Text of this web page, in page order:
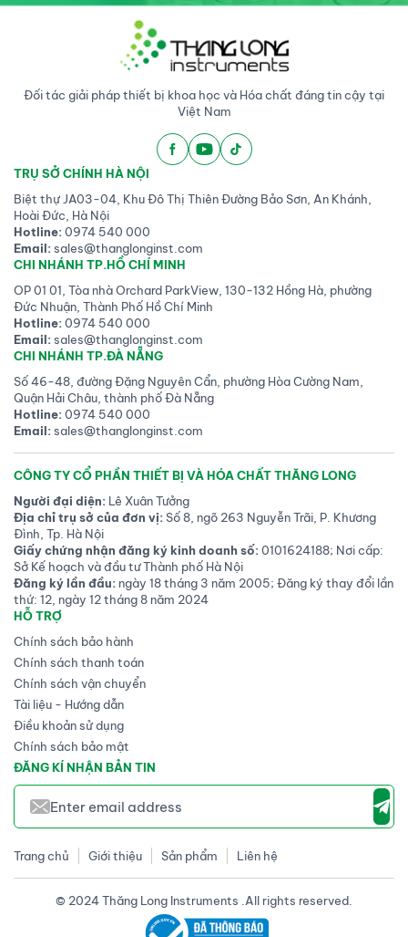
Đối tác giải pháp thiết bị khoa học và Hóa chất đáng tin cậy tại
Việt Nam
TRỤ SỞ CHÍNH HÀ NỘI
Biệt thự JA03-04, Khu Đô Thị Thiên Đường Bảo Sơn, An Khánh,
Hoài Đức, Hà Nội
Hotline:0974 540 000
Email:sales@thanglonginst.com
CHI NHÁNH TP.HỒ CHÍ MINH
OP 01 01, Tòa nhà Orchard ParkView, 130-132 Hồng Hà, phường
Đức Nhuận, Thành Phố Hồ Chí Minh
Hotline:0974 540 000
Email:sales@thanglonginst.com
CHI NHÁNH TP.ĐÀ NẴNG
Số 46-48, đường Đặng Nguyên Cẩn, phường Hòa Cường Nam,
Quận Hải Châu, thành phố Đà Nẵng
Hotline:0974 540 000
Email:sales@thanglonginst.com
CÔNG TY CỔ PHẦN THIẾT BỊ VÀ HÓA CHẤT THĂNG LONG
Người đại diện: Lê Xuân Tưởng
Địa chỉ trụ sở của đơn vị:Số 8, ngõ 263 Nguyễn Trãi, P. Khương
Đình, Tp. Hà Nội
Giấy chứng nhận đăng ký kinh doanh số:0101624188; Nơi cấp:
Sở Kế hoạch và đầu tư Thành phố Hà Nội
Đăng ký lần đầu: ngày 18 tháng 3 năm 2005; Đăng ký thay đổi lần
thứ: 12, ngày 12 tháng 8 năm 2024
HỖ TRỢ
Chính sách bảo hành
Chính sách thanh toán
Chính sách vận chuyển
Tài liệu - Hướng dẫn
Điều khoản sử dụng
Chính sách bảo mật
ĐĂNG KÍ NHẬN BẢN TIN
Trang chủ Giới thiệu Sản phẩm Liên hệ
© 2024 Thăng Long Instruments .All rights reserved.